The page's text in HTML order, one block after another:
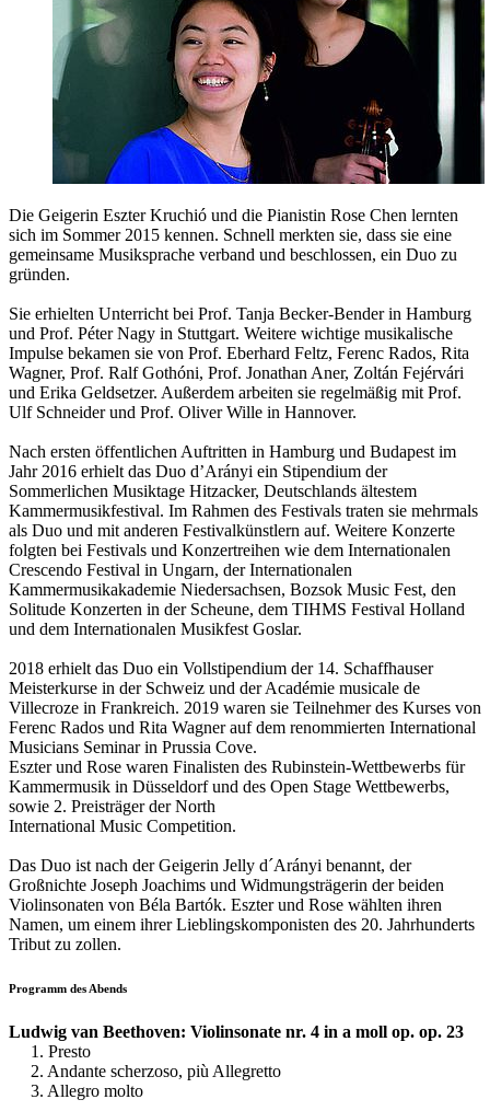
Die Geigerin Eszter Kruchió und die Pianistin Rose Chen lernten
sich im Sommer 2015 kennen. Schnell merkten sie, dass sie eine
gemeinsame Musiksprache verband und beschlossen, ein Duo zu
gründen.
Sie erhielten Unterricht bei Prof. Tanja Becker-Bender in Hamburg
und Prof. Péter Nagy in Stuttgart. Weitere wichtige musikalische
Impulse bekamen sie von Prof. Eberhard Feltz, Ferenc Rados, Rita
Wagner, Prof. Ralf Gothóni, Prof. Jonathan Aner, Zoltán Fejérvári
und Erika Geldsetzer. Außerdem arbeiten sie regelmäßig mit Prof.
Ulf Schneider und Prof. Oliver Wille in Hannover.
Nach ersten öffentlichen Auftritten in Hamburg und Budapest im
Jahr 2016 erhielt das Duo d’Arányi ein Stipendium der
Sommerlichen Musiktage Hitzacker, Deutschlands ältestem
Kammermusikfestival. Im Rahmen des Festivals traten sie mehrmals
als Duo und mit anderen Festivalkünstlern auf. Weitere Konzerte
folgten bei Festivals und Konzertreihen wie dem Internationalen
Crescendo Festival in Ungarn, der Internationalen
Kammermusikakademie Niedersachsen, Bozsok Music Fest, den
Solitude Konzerten in der Scheune, dem TIHMS Festival Holland
und dem Internationalen Musikfest Goslar.
2018 erhielt das Duo ein Vollstipendium der 14. Schaffhauser
Meisterkurse in der Schweiz und der Académie musicale de
Villecroze in Frankreich. 2019 waren sie Teilnehmer des Kurses von
Ferenc Rados und Rita Wagner auf dem renommierten International
Musicians Seminar in Prussia Cove.
Eszter und Rose waren Finalisten des Rubinstein-Wettbewerbs für
Kammermusik in Düsseldorf und des Open Stage Wettbewerbs,
sowie 2. Preisträger der North
International Music Competition.
Das Duo ist nach der Geigerin Jelly d´Arányi benannt, der
Großnichte Joseph Joachims und Widmungsträgerin der beiden
Violinsonaten von Béla Bartók. Eszter und Rose wählten ihren
Namen, um einem ihrer Lieblingskomponisten des 20. Jahrhunderts
Tribut zu zollen.
Programm des Abends
Ludwig van Beethoven: Violinsonate nr. 4 in a moll op. op. 23
1. Presto
2. Andante scherzoso, più Allegretto
3. Allegro molto